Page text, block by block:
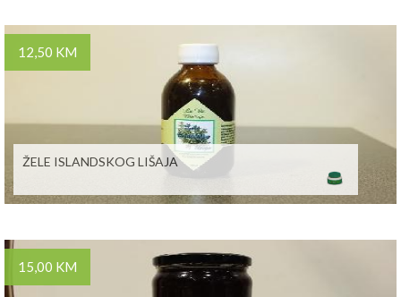
12,50 KM
ŽELE ISLANDSKOG LIŠAJA
15,00 KM